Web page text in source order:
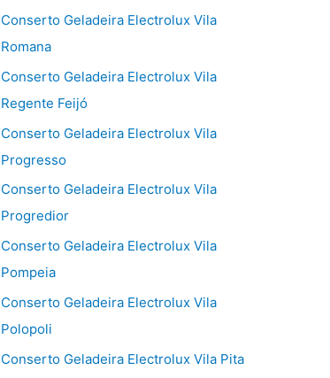
Conserto Geladeira Electrolux Vila
Romana
Conserto Geladeira Electrolux Vila
Regente Feijó
Conserto Geladeira Electrolux Vila
Progresso
Conserto Geladeira Electrolux Vila
Progredior
Conserto Geladeira Electrolux Vila
Pompeia
Conserto Geladeira Electrolux Vila
Polopoli
Conserto Geladeira Electrolux Vila Pita